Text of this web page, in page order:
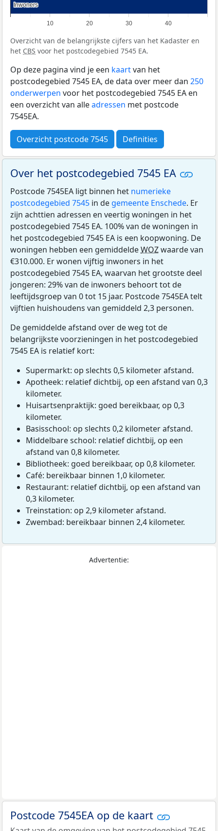
10 20 30 40
Inwoners
Inwoners
Overzicht van de belangrijkste cijfers van het Kadaster en
het CBS voor het postcodegebied 7545 EA.
Op deze pagina vind je een kaartvan het
postcodegebied 7545 EA, de data over meer dan 250
onderwerpen voor het postcodegebied 7545 EA en
een overzicht van alleadressen met postcode
7545EA.
Overzicht postcode 7545 Definities
Over het postcodegebied 7545 EA
Postcode 7545EA ligt binnen het numerieke
postcodegebied 7545 in de gemeente Enschede. Er
zijn achttien adressen en veertig woningen in het
postcodegebied 7545 EA. 100% van de woningen in
het postcodegebied 7545 EA is een koopwoning. De
woningen hebben een gemiddeldeWOZwaarde van
€310.000. Er wonen vijftig inwoners in het
postcodegebied 7545 EA, waarvan het grootste deel
jongeren: 29% van de inwoners behoort tot de
leeftijdsgroep van 0 tot 15 jaar. Postcode 7545EA telt
vijftien huishoudens van gemiddeld 2,3 personen.
De gemiddelde afstand over de weg tot de
belangrijkste voorzieningen in het postcodegebied
7545 EA is relatief kort:
Supermarkt: op slechts 0,5 kilometer afstand.
Apotheek: relatief dichtbij, op een afstand van 0,3
kilometer.
Huisartsenpraktijk: goed bereikbaar, op 0,3
kilometer.
Basisschool: op slechts 0,2 kilometer afstand.
Middelbare school: relatief dichtbij, op een
afstand van 0,8 kilometer.
Bibliotheek: goed bereikbaar, op 0,8 kilometer.
Café: bereikbaar binnen 1,0 kilometer.
Restaurant: relatief dichtbij, op een afstand van
0,3 kilometer.
Treinstation: op 2,9 kilometer afstand.
Zwembad: bereikbaar binnen 2,4 kilometer.
Advertentie:
Postcode 7545EA op de kaart